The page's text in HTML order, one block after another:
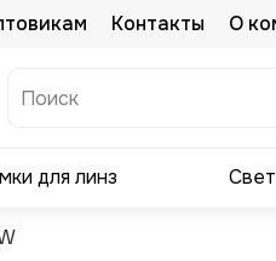
Контакты О
для линз